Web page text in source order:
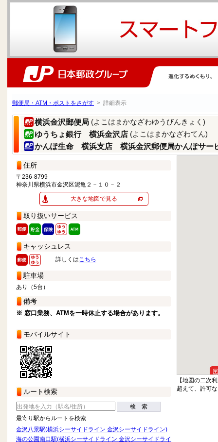
郵便局・ATM・ポストをさがす > 詳細表示
横浜金沢郵便局 (よこはまかなざわゆうびんきょく)
ゆうちょ銀行 横浜金沢店 (よこはまかなざわてん)
かんぽ生命 横浜支店 横浜金沢郵便局かんぽサー
住所
〒236-8799
神奈川県横浜市金沢区泥亀２－１０－２
大きな地図で見る
取り扱いサービス
キャッシュレス
詳しくはこちら
駐車場
あり（5台）
備考
※ 窓口業務、ATMを一時休止する場合があります。
モバイルサイト
ルート検索
検 索
最寄り駅からルートを検索
金沢八景駅(横浜シーサイドライン 金沢シーサイドライン)
海の公園南口駅(横浜シーサイドライン 金沢シーサイドライ
【地図の二次
超えて、許可